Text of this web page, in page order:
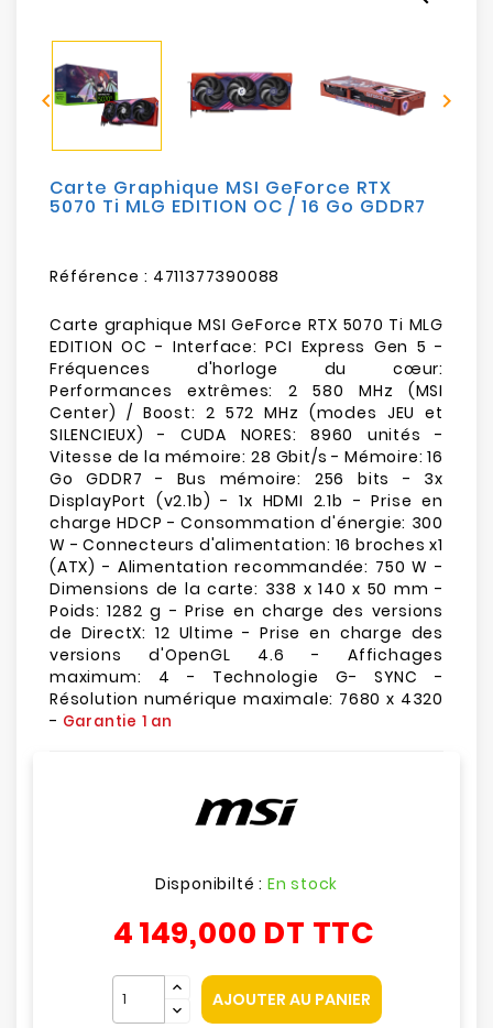
Sécurité
Mobilités
Loisirs
 
Carte Graphique MSI GeForce RTX
5070 Ti MLG EDITION OC / 16 Go GDDR7
Référence : 4711377390088
Carte graphique MSI GeForce RTX 5070 Ti MLG
EDITION OC - Interface: PCI Express Gen 5 -
Fréquences d'horloge du cœur:
Performances extrêmes: 2 580 MHz (MSI
Center) / Boost: 2 572 MHz (modes JEU et
SILENCIEUX) - CUDA NORES: 8960 unités -
Vitesse de la mémoire: 28 Gbit/s - Mémoire: 16
Go GDDR7 - Bus mémoire: 256 bits - 3x
DisplayPort (v2.1b) - 1x HDMI 2.1b - Prise en
charge HDCP - Consommation d'énergie: 300
W - Connecteurs d'alimentation: 16 broches x1
(ATX) - Alimentation recommandée: 750 W -
Dimensions de la carte: 338 x 140 x 50 mm -
Poids: 1282 g - Prise en charge des versions
de DirectX: 12 Ultime - Prise en charge des
versions d'OpenGL 4.6 - Affichages
maximum: 4 - Technologie G- SYNC -
Résolution numérique maximale: 7680 x 4320
- Garantie 1 an
Disponibilté : En stock
4 149,000 DT TTC
AJOUTER AU PANIER